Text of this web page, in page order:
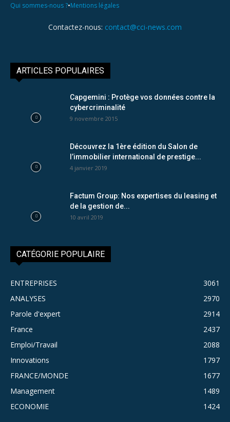
Qui sommes-nous ?•Mentions légales
Contactez-nous: contact@cci-news.com
ARTICLES POPULAIRES
Capgemini : Protège vos données contre la
cybercriminalité
9 novembre 2015
Découvrez la 1ère édition du Salon de
l’immobilier international de prestige...
4 janvier 2019
Factum Group: Nos expertises du leasing et
de la gestion de...
10 avril 2019
CATÉGORIE POPULAIRE
ENTREPRISES
3061
ANALYSES
2970
Parole d'expert
2914
France
2437
Emploi/Travail
2088
Innovations
1797
FRANCE/MONDE
1677
Management
1489
ECONOMIE
1424